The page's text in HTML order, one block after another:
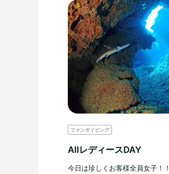
ファンダイビング
AIIレディースDAY
今日は珍しくお客様全員女子！